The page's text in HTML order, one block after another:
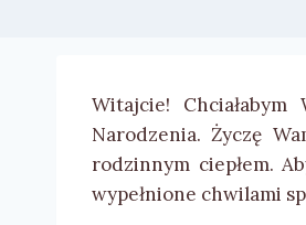
Witajcie!
Narodzenia. Życzę
rodzinnym ciepłem.
wypełnione chwilami